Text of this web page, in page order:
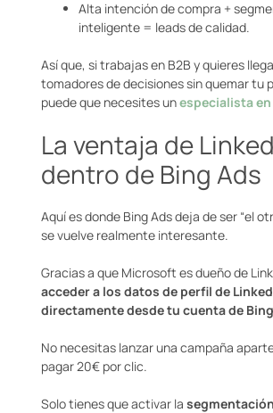
Alta intención de compra +
inteligente = leads de calidad.
Así que, si trabajas en B2B y quieres
tomadores de decisiones sin quemar tu
puede que necesites unespecialista en
La ventaja de
dentro de Bing Ads
Aquí es donde Bing Ads deja de ser “el
se vuelve realmente interesante.
Gracias a que Microsoft es dueño de
acceder a los datos de perfil de
directamente desde tu cuenta de
No necesitas lanzar una campaña
pagar 20€ por clic.
Solo tienes que activar la